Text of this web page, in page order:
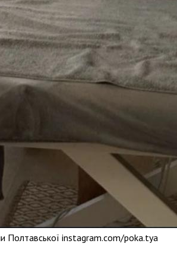
Полтавської instagram.com/poka.tya